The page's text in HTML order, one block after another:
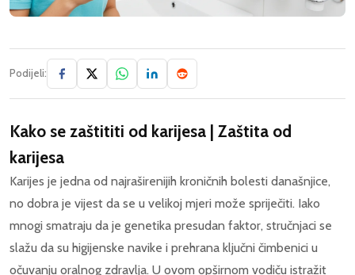
Podijeli:
Kako se zaštititi od karijesa | Zaštita od
karijesa
Karijes je jedna od najraširenijih kroničnih bolesti današnjice,
no dobra je vijest da se u velikoj mjeri može spriječiti. Iako
mnogi smatraju da je genetika presudan faktor, stručnjaci se
slažu da su higijenske navike i prehrana ključni čimbenici u
očuvanju oralnog zdravlja. U ovom opširnom vodiču istražit